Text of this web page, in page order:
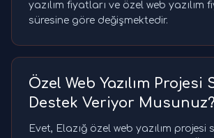
yazılım fiyatları ve özel web yazılım
süresine göre değişmektedir.
Özel Web Yazılım Projesi
Destek Veriyor Musunuz?
Evet, Elazığ özel web yazılım projesi